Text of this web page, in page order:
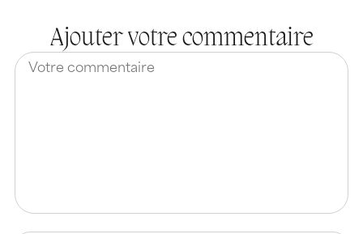
Ajouter votre commentaire